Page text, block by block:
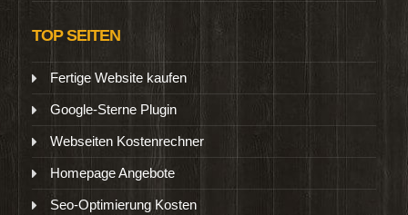
TOP SEITEN
Fertige Website kaufen
Google-Sterne Plugin
Webseiten Kostenrechner
Homepage Angebote
Seo-Optimierung Kosten